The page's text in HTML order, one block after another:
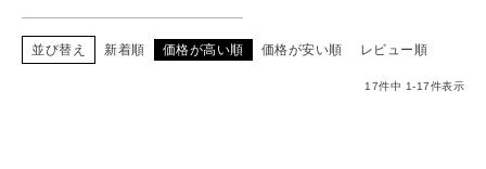
並び替え 新着順 価格が高い順 価格が安い順 レビュー順
17件中 1-17件表示